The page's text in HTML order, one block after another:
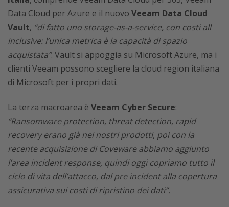
Data Cloud per Azure e il nuovo Veeam Data Cloud
Vault, “di fatto uno storage-as-a-service, con costi all
inclusive: l’unica metrica è la capacità di spazio
acquistata”. Vault si appoggia su Microsoft Azure, ma i
clienti Veeam possono scegliere la cloud region italiana
di Microsoft per i propri dati.
La terza macroarea è Veeam Cyber Secure:
“Ransomware protection, threat detection, rapid
recovery erano già nei nostri prodotti, poi con la
recente acquisizione di Coveware abbiamo aggiunto
l’area incident response, quindi oggi copriamo tutto il
ciclo di vita dell’attacco, dal pre incident alla copertura
assicurativa sui costi di ripristino dei dati”.